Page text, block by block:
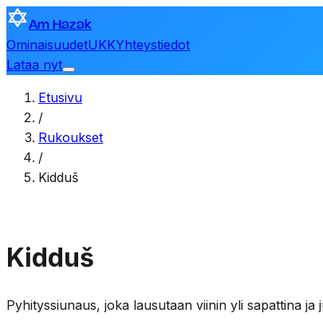
Am Hazak
OminaisuudetUKKYhteystiedot
Lataa nyt
Etusivu
/
Rukoukset
/
Kidduš
Kidduš
Pyhityssiunaus, joka lausutaan viinin yli sapattina ja